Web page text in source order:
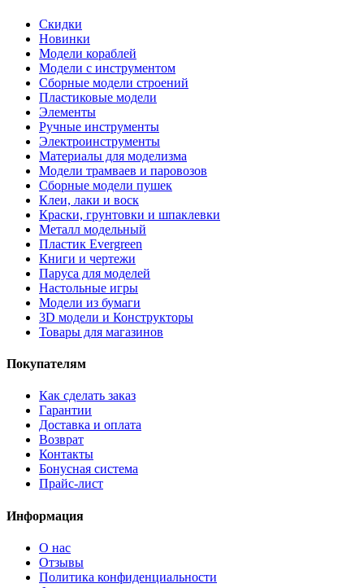
Скидки
Новинки
Модели кораблей
Модели с инструментом
Сборные модели строений
Пластиковые модели
Элементы
Ручные инструменты
Электроинструменты
Материалы для моделизма
Модели трамваев и паровозов
Сборные модели пушек
Клеи, лаки и воск
Краски, грунтовки и шпаклевки
Металл модельный
Пластик Evergreen
Книги и чертежи
Паруса для моделей
Настольные игры
Модели из бумаги
3D модели и Конструкторы
Товары для магазинов
Покупателям
Как сделать заказ
Гарантии
Доставка и оплата
Возврат
Контакты
Бонусная система
Прайс-лист
Информация
О нас
Отзывы
Политика конфиденциальности